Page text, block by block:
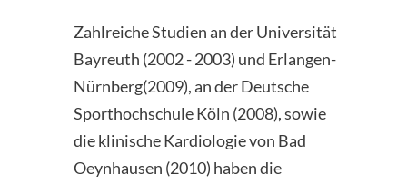
Zahlreiche Studien an der Universität
Bayreuth (2002 - 2003) und Erlangen-
Nürnberg(2009), an der Deutsche
Sporthochschule Köln (2008), sowie
die klinische Kardiologie von Bad
Oeynhausen (2010) haben die